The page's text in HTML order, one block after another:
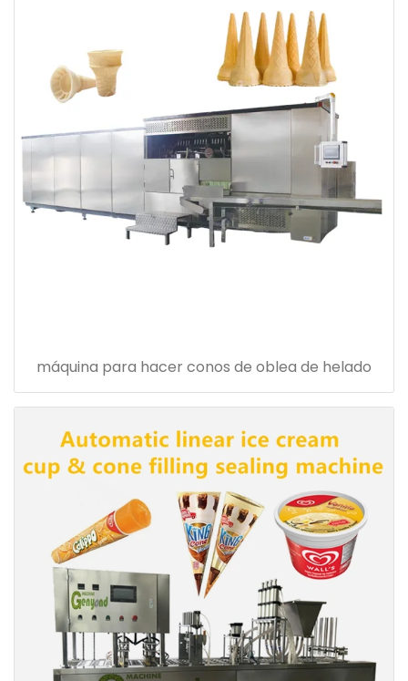
máquina para hacer conos de oblea de helado